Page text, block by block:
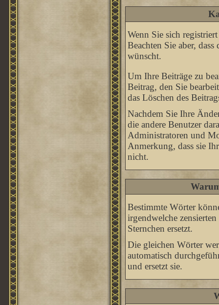
Wenn Sie sich
Beachten Sie aber,
wünscht.
Um Ihre Beiträge zu
Beitrag, den Sie
das Löschen des
Nachdem Sie Ihre
die andere Benutzer
Administratoren und
Anmerkung, dass sie
nicht.
Bestimmte Wörter
irgendwelche
Sternchen ersetzt.
Die gleichen Wörter
automatisch
und ersetzt sie.